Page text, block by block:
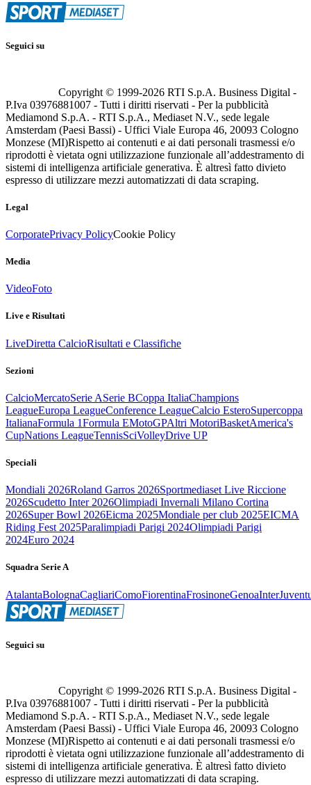
Seguici su
Copyright © 1999-2026 RTI S.p.A. Business Digital -
P.Iva 03976881007 - Tutti i diritti riservati - Per la pubblicità
Mediamond S.p.A. - RTI S.p.A., Mediaset N.V., sede legale
Amsterdam (Paesi Bassi) - Uffici Viale Europa 46, 20093 Cologno
Monzese (MI)Rispetto ai contenuti e ai dati personali trasmessi e/o
riprodotti è vietata ogni utilizzazione funzionale all’addestramento di
sistemi di intelligenza artificiale generativa. È altresì fatto divieto
espresso di utilizzare mezzi automatizzati di data scraping.
Legal
CorporatePrivacy PolicyCookie Policy
Media
VideoFoto
Live e Risultati
LiveDiretta CalcioRisultati e Classifiche
Sezioni
CalcioMercatoSerie ASerie BCoppa ItaliaChampions
LeagueEuropa LeagueConference LeagueCalcio EsteroSupercoppa
ItalianaFormula 1Formula EMotoGPAltri MotoriBasketAmerica's
CupNations LeagueTennisSciVolleyDrive UP
Speciali
Mondiali 2026Roland Garros 2026Sportmediaset Live Riccione
2026Scudetto Inter 2026Olimpiadi Invernali Milano Cortina
2026Super Bowl 2026Eicma 2025Mondiale per club 2025EICMA
Riding Fest 2025Paralimpiadi Parigi 2024Olimpiadi Parigi
2024Euro 2024
Squadra Serie A
AtalantaBolognaCagliariComoFiorentinaFrosinoneGenoaInter
Seguici su
Copyright © 1999-2026 RTI S.p.A. Business Digital -
P.Iva 03976881007 - Tutti i diritti riservati - Per la pubblicità
Mediamond S.p.A. - RTI S.p.A., Mediaset N.V., sede legale
Amsterdam (Paesi Bassi) - Uffici Viale Europa 46, 20093 Cologno
Monzese (MI)Rispetto ai contenuti e ai dati personali trasmessi e/o
riprodotti è vietata ogni utilizzazione funzionale all’addestramento di
sistemi di intelligenza artificiale generativa. È altresì fatto divieto
espresso di utilizzare mezzi automatizzati di data scraping.